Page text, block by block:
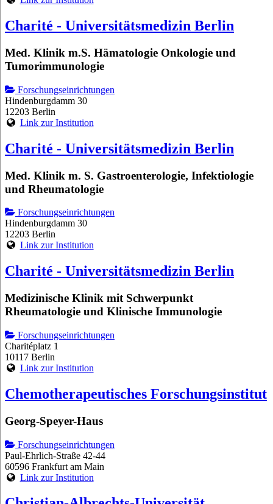
Charité - Universitätsmedizin Berlin
Med. Klinik m.S. Hämatologie Onkologie und
Tumorimmunologie
Forschungseinrichtungen
Hindenburgdamm 30
12203 Berlin
Link zur Institution
Charité - Universitätsmedizin Berlin
Med. Klinik m. S. Gastroenterologie, Infektiologie
und Rheumatologie
Forschungseinrichtungen
Hindenburgdamm 30
12203 Berlin
Link zur Institution
Charité - Universitätsmedizin Berlin
Medizinische Klinik mit Schwerpunkt
Rheumatologie und Klinische Immunologie
Forschungseinrichtungen
Charitéplatz 1
10117 Berlin
Link zur Institution
Chemotherapeutisches Forschungsinstitut
Georg-Speyer-Haus
Forschungseinrichtungen
Paul-Ehrlich-Straße 42-44
60596 Frankfurt am Main
Link zur Institution